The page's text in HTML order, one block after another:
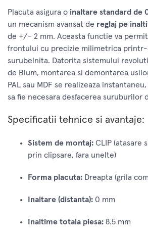
Placuta asigura o inaltare standard de
un mecanism avansat de reglaj pe
de +/- 2 mm. Aceasta functie va
frontului cu precizie milimetrica
surubelnita. Datorita sistemului
de Blum, montarea si demontarea
PAL sau MDF se realizeaza
sa fie necesara desfacerea suruburilor
Specificatii tehnice si avantaje:
Sistem de montaj: CLIP (atasare
prin clipsare, fara unelte)
Forma placuta: Dreapta (grila
Inaltare (distanta): 0 mm
Inaltime totala piesa: 8.5 mm